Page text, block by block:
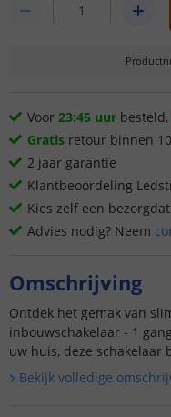
Voor 23:45 uur besteld,
Gratis retour binnen
2 jaar garantie
Klantbeoordeling
Kies zelf een
Advies nodig? Neem
Omschrijving
Ontdek het gemak van
inbouwschakelaar - 1
uw huis, deze schakelaar
naadloze integratie me...
Bekijk volledige